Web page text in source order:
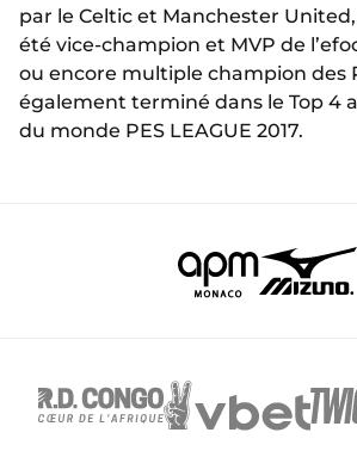
par le Celtic et Manchester
été vice-champion et MVP de
ou encore multiple champion des
également terminé dans le Top 4
du monde PES LEAGUE 2017.